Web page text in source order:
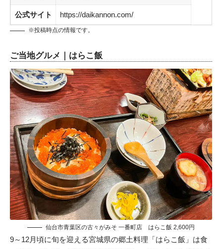
公式サイト https://daikannon.com/
※投稿時点の情報です。
ご当地グルメ｜はらこ飯
仙台市青葉区の古々がみそ 一番町店 はらこ飯 2,600円
9～12月頃に旬を迎える宮城県の郷土料理「はらこ飯」は食